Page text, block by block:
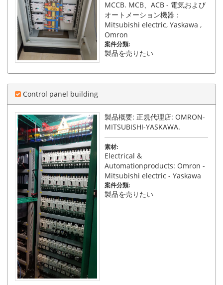
MCCB. MCB、ACB - 電気および
オートメーション機器：
Mitsubishi electric, Yaskawa ,
Omron
案件分類:
製品を売りたい
Control panel building
製品概要: 正規代理店: OMRON-
MITSUBISHI-YASKAWA.
素材:
Electrical &
Automationproducts: Omron -
Mitsubishi electric - Yaskawa
案件分類:
製品を売りたい